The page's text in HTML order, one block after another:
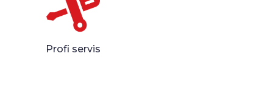
Profi servis